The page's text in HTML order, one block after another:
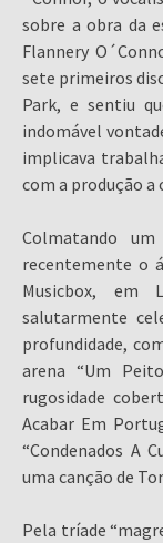
sobre a obra da
Flannery
sete primeiros
Park, e sentiu
indomável
implicava
com a produção a
Colmatando
recentemente o
Musicbox, em
salutarmente
profundidade,
arena “Um
rugosidade
Acabar Em
“Condenados A
uma canção de
Pela tríade